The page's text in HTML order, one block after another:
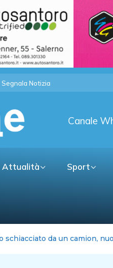
Segnala Notizia
Canale
Attualità Sport
primo programma a 13 anni